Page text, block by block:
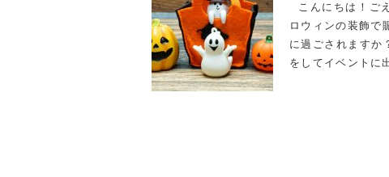
こんにちは！ご
ロウィンの装飾で
に過ごされますか
をしてイベントに